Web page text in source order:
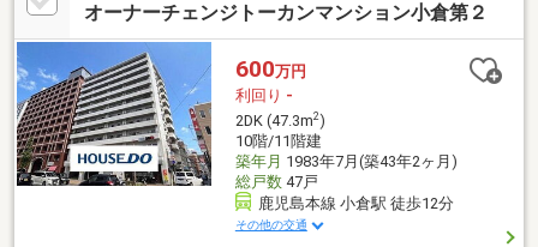
オーナーチェンジトーカンマンション小倉第２
600万円
利回り -
2DK (47.3m2)
10階/11階建
築年月 1983年7月(築43年2ヶ月)
総戸数47戸
鹿児島本線 小倉駅 徒歩12分
その他の交通